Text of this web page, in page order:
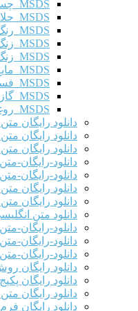
MSDS چسب آهن pdf
MSDS حلال AW 409 (چسب) pdf
MSDS رنگ پودری اپوکسی pdf
MSDS زنگ بر قوی CD364 pdf
MSDS زنگ بر قوی CD389 pdf
MSDS مایع شیشه شوی pdf
MSDS فسفاته روی pdf
MSDS گاز فریون pdf
MSDS روغن 40 pdf
دانلود رایگان متن
دانلود رایگان متن
دانلود رایگان متن
دانلود-رایگان-متن-
دانلود-رایگان-متن-
دانلود رایگان متن
دانلود رایگان متن
دانلود متن انگلیسی
دانلود-رایگان-متن-
دانلود-رایگان-متن-
دانلود-رایگان-متن-
دانلود رایگان
دانلود رایگان
دانلود رایگان
دانلود رایگان